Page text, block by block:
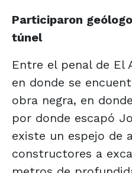
Participaron
túnel
Entre el penal de El
en donde se
obra negra, en
por donde escapó
existe un espejo de
constructores a